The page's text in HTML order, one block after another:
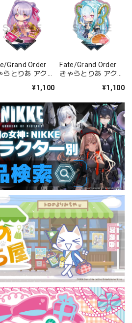
Grand Order
らとりあ アクリ
パッションリッ
¥1,100
Fate/Grand Order
きゃらとりあ アクリ
ー/ラーヴァ/ティア
¥1,100